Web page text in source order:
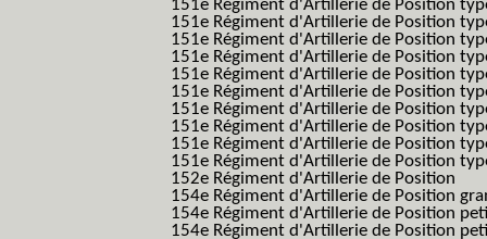
151e Régiment d'Artillerie de Position
151e Régiment d'Artillerie de Position
151e Régiment d'Artillerie de Position
151e Régiment d'Artillerie de Position
151e Régiment d'Artillerie de Position
151e Régiment d'Artillerie de Position
151e Régiment d'Artillerie de Position
151e Régiment d'Artillerie de Position
151e Régiment d'Artillerie de Position
151e Régiment d'Artillerie de Position
152e Régiment d'Artillerie de Position
154e Régiment d'Artillerie de Position
154e Régiment d'Artillerie de Position
154e Régiment d'Artillerie de Position